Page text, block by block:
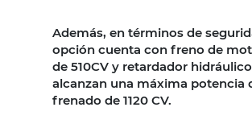
Además, en términos de
opción cuenta con freno de
de 510CV y retardador
alcanzan una máxima potencia
frenado de 1120 CV.